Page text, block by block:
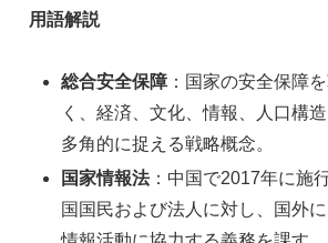
用語解説
総合安全保障 ：国家の安全保障
く、経済、文化、情報、人口構
多角的に捉える戦略概念。
国家情報法：中国で2017年に施
国国民および法人に対し、国外